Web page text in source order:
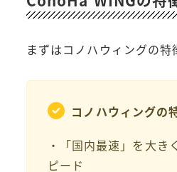
まずはコノハウィングの特
コノハウィングの
・「国内最速」を大き
ピード